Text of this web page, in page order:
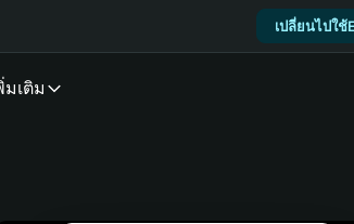
เปลี่ยนไปใช้
มเติม